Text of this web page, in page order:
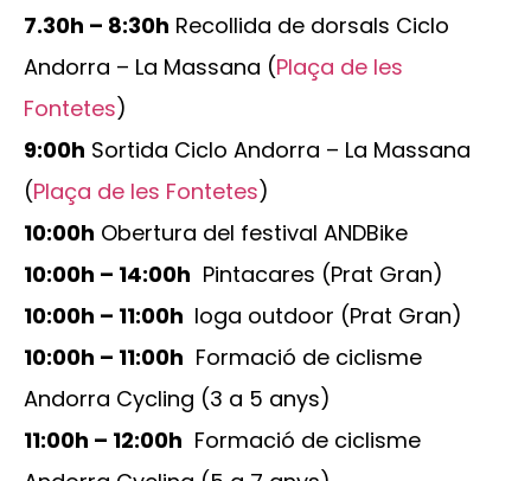
7.30h – 8:30h Recollida de dorsals Ciclo
Andorra – La Massana (Plaça de les
Fontetes)
9:00h Sortida Ciclo Andorra – La Massana
(Plaça de les Fontetes)
10:00h Obertura del festival ANDBike
10:00h – 14:00h Pintacares (Prat Gran)
10:00h – 11:00h Ioga outdoor (Prat Gran)
10:00h – 11:00h Formació de ciclisme
Andorra Cycling (3 a 5 anys)
11:00h – 12:00h Formació de ciclisme